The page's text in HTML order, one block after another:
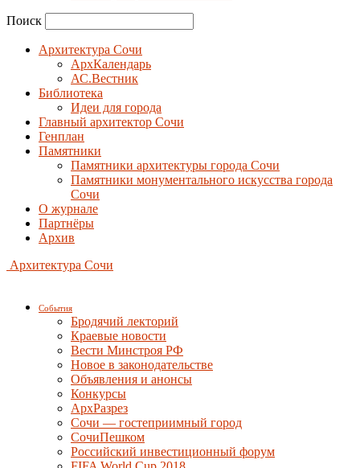
Поиск
Архитектура Сочи
АрхКалендарь
АС.Вестник
Библиотека
Идеи для города
Главный архитектор Сочи
Генплан
Памятники
Памятники архитектуры города Сочи
Памятники монументального искусства города
Сочи
О журнале
Партнёры
Архив
Архитектура Сочи
События
Бродячий лекторий
Краевые новости
Вести Минстроя РФ
Новое в законодательстве
Объявления и анонсы
Конкурсы
АрхРазрез
Сочи — гостеприимный город
СочиПешком
Российский инвестиционный форум